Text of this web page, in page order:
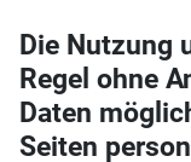
Die Nutzung
Regel ohne
Daten
Seiten